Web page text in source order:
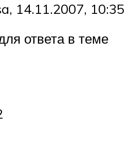
14.11.2007, 10:35
ответа в теме